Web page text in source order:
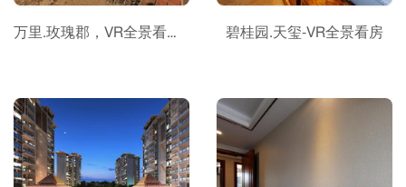
万里.玫瑰郡，VR全景看房。 碧桂园.天玺-VR全景看房